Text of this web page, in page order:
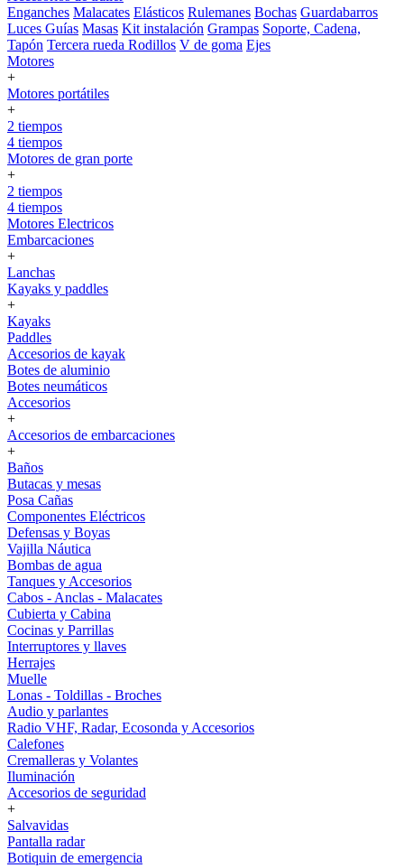
Enganches Malacates Elásticos Rulemanes Bochas Guardabarros
Luces Guías Masas Kit instalación Grampas Soporte, Cadena,
Tapón Tercera rueda Rodillos V de goma Ejes
Motores
+
Motores portátiles
+
2 tiempos
4 tiempos
Motores de gran porte
+
2 tiempos
4 tiempos
Motores Electricos
Embarcaciones
+
Lanchas
Kayaks y paddles
+
Kayaks
Paddles
Accesorios de kayak
Botes de aluminio
Botes neumáticos
Accesorios
+
Accesorios de embarcaciones
+
Baños
Butacas y mesas
Posa Cañas
Componentes Eléctricos
Defensas y Boyas
Vajilla Náutica
Bombas de agua
Tanques y Accesorios
Cabos - Anclas - Malacates
Cubierta y Cabina
Cocinas y Parrillas
Interruptores y llaves
Herrajes
Muelle
Lonas - Toldillas - Broches
Audio y parlantes
Radio VHF, Radar, Ecosonda y Accesorios
Calefones
Cremalleras y Volantes
Iluminación
Accesorios de seguridad
+
Salvavidas
Pantalla radar
Botiquin de emergencia